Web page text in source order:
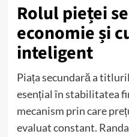
Rolul pieței
economie și
inteligent
Piața secundară a
esențial în stabilitatea
mecanism prin care
evaluat constant.